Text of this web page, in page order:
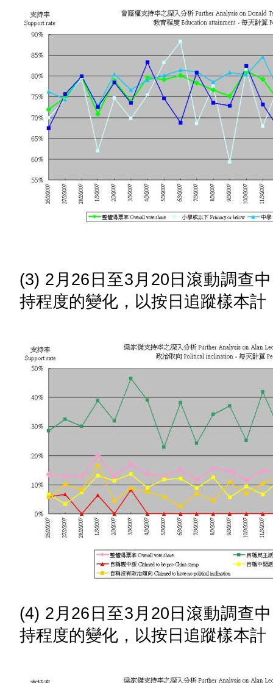
(3) 2月26日至3月20日滾動調查
持程度的變化，以按日追蹤樣本計
(4) 2月26日至3月20日滾動調查
持程度的變化，以按日追蹤樣本計